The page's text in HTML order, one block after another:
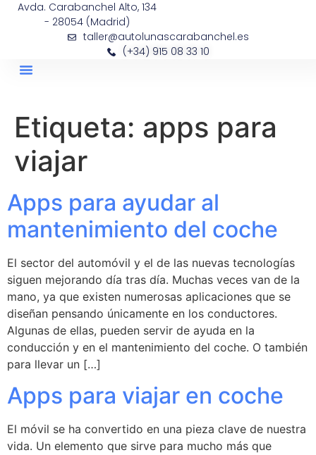
Avda. Carabanchel Alto, 134
- 28054 (Madrid)
taller@autolunascarabanchel.es
(+34) 915 08 33 10
Etiqueta: apps para
viajar
Apps para ayudar al
mantenimiento del coche
El sector del automóvil y el de las nuevas tecnologías
siguen mejorando día tras día. Muchas veces van de la
mano, ya que existen numerosas aplicaciones que se
diseñan pensando únicamente en los conductores.
Algunas de ellas, pueden servir de ayuda en la
conducción y en el mantenimiento del coche. O también
para llevar un […]
Apps para viajar en coche
El móvil se ha convertido en una pieza clave de nuestra
vida. Un elemento que sirve para mucho más que